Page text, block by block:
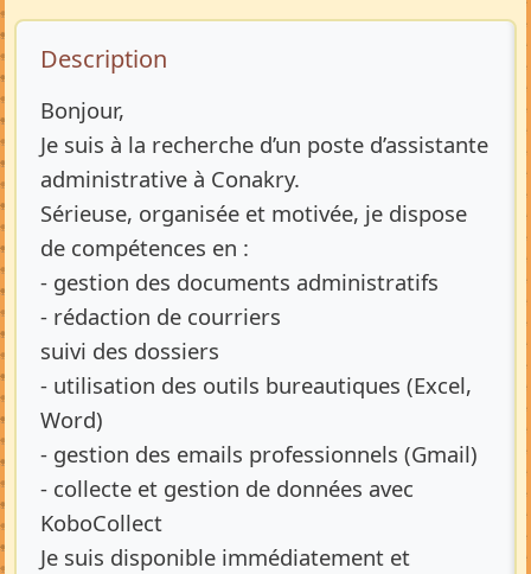
Description de l’annonce
Description
Bonjour,
Je suis à la recherche d’un poste d’assistante
administrative à Conakry.
Sérieuse, organisée et motivée, je dispose
de compétences en :
- gestion des documents administratifs
- rédaction de courriers
suivi des dossiers
- utilisation des outils bureautiques (Excel,
Word)
- gestion des emails professionnels (Gmail)
- collecte et gestion de données avec
KoboCollect
Je suis disponible immédiatement et